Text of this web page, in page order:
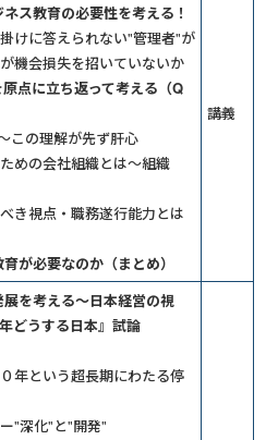
ス教育の必要性を考える！
掛けに答えられない"管理者"が
機会損失を招いていないか
点に立ち返って考える（Q
この理解が先ず肝⼼
めの会社組織とは〜組織
き視点・職務遂行能力とは
が必要なのか（まとめ）
講義
を考える〜⽇本経営の視
どうする日本』試論
年という超⻑期にわたる停
"深化"と"開発"